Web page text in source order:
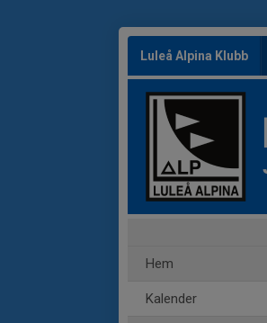
Luleå Alpina Klubb
Hem
Kalender